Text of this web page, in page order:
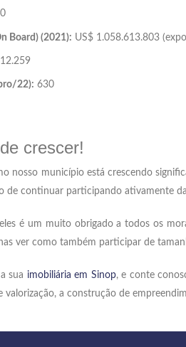
Board) (2021): US$ 1.058.613.803
22): 630
crescer!
nosso município está crescendo
de continuar participando ativamente
é um muito obrigado a todos os
ver como também participar de
sua imobiliária em Sinop, e conte
a construção de